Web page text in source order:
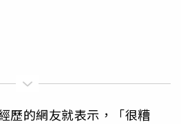
歷的網友就表示，「很糟